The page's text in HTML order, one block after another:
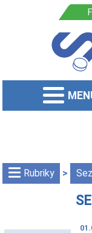
rubriky >